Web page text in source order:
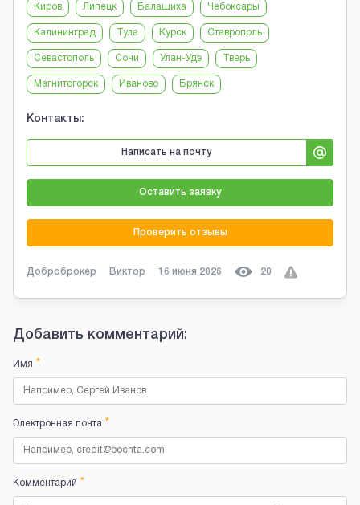
Киров Липецк Балашиха Чебоксары
Калининград Тула Курск Ставрополь
Севастополь Сочи Улан-Удэ Тверь
Магнитогорск Иваново Брянск
Контакты:
Написать на почту
Оставить заявку
Проверить отзывы
Доброброкер Виктор 16 июня 2026 20
Добавить комментарий:
Имя *
Электронная почта *
Комментарий *